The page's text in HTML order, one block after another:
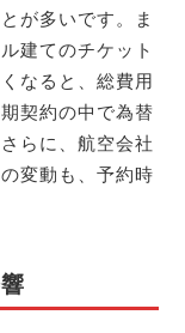
が多いです。ま
建てのチケット
なると、総費用
契約の中で為替
らに、航空会社
変動も、予約時